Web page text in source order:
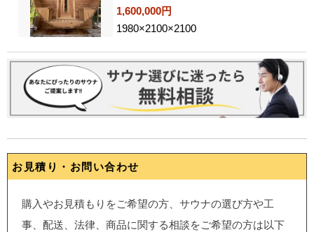
1,600,000円
1980×2100×2100
お見積り・お問い合わせ
購入やお見積もりをご希望の方、サウナの選び方や工
事、配送、法律、商品に関する相談をご希望の方は以下